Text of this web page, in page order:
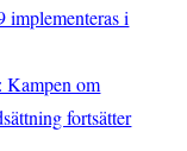
i
om
fortsätter